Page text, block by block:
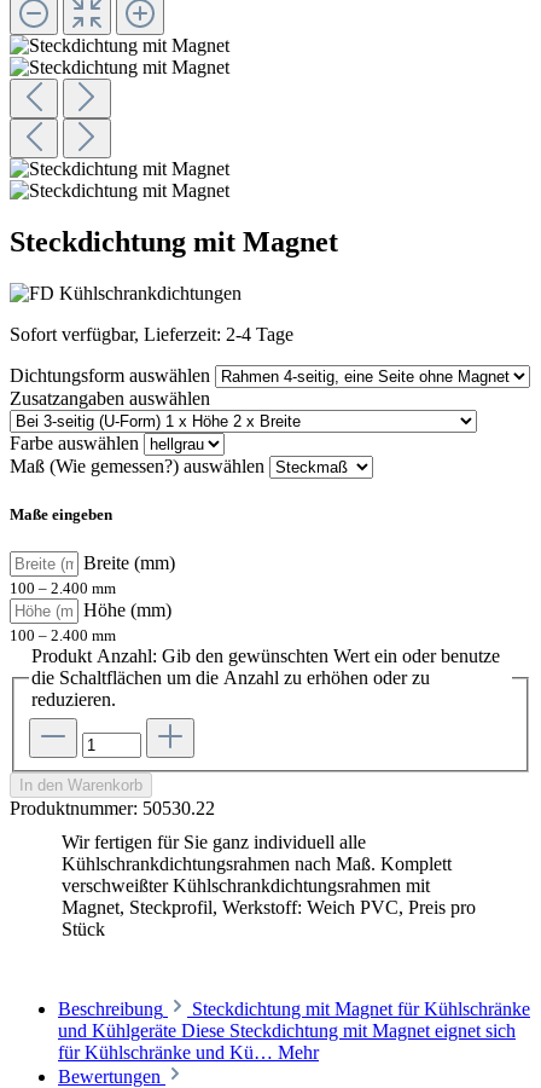
Steckdichtung mit Magnet
Sofort verfügbar, Lieferzeit: 2-4 Tage
Dichtungsform auswählen
Zusatzangaben auswählen
Farbe auswählen
Maß (Wie gemessen?) auswählen
Maße eingeben
Breite (mm)
100 – 2.400 mm
Höhe (mm)
100 – 2.400 mm
Produkt Anzahl: Gib den gewünschten Wert ein oder benutze
die Schaltflächen um die Anzahl zu erhöhen oder zu
reduzieren.
In den Warenkorb
Produktnummer: 50530.22
Wir fertigen für Sie ganz individuell alle
Kühlschrankdichtungsrahmen nach Maß. Komplett
verschweißter Kühlschrankdichtungsrahmen mit
Magnet, Steckprofil, Werkstoff: Weich PVC, Preis pro
Stück
Beschreibung
Steckdichtung mit Magnet für Kühlschränke
und Kühlgeräte Diese Steckdichtung mit Magnet eignet sich
für Kühlschränke und Kü… Mehr
Bewertungen